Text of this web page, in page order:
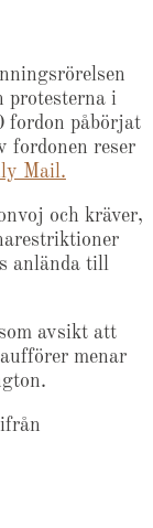
i
fordon påbörjat
fordonen reser
Mail.
och kräver,
anlända till
avsikt att
menar